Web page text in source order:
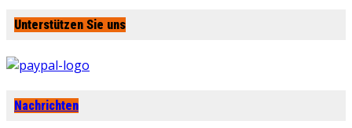
Unterstützen Sie uns
Nachrichten